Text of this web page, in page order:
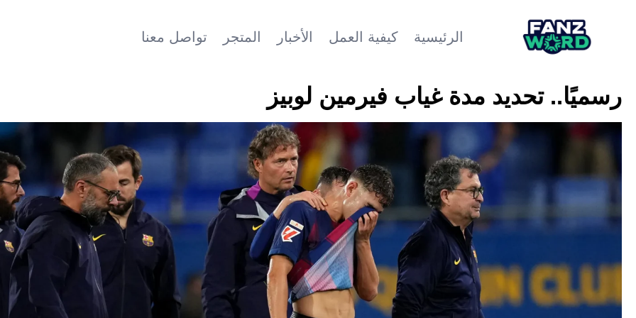
الرئيسية كيفية العمل الأخبار المتجر تواصل معنا
رسميًا.. تحديد مدة غياب فيرمين لوبيز